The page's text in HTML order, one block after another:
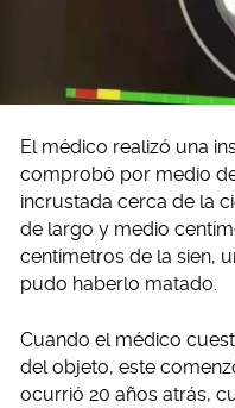
El médico realizó una
comprobó por medio
incrustada cerca de la
de largo y medio
centímetros de la sien,
pudo haberlo matado.
Cuando el médico
del objeto, este
ocurrió 20 años atrás,